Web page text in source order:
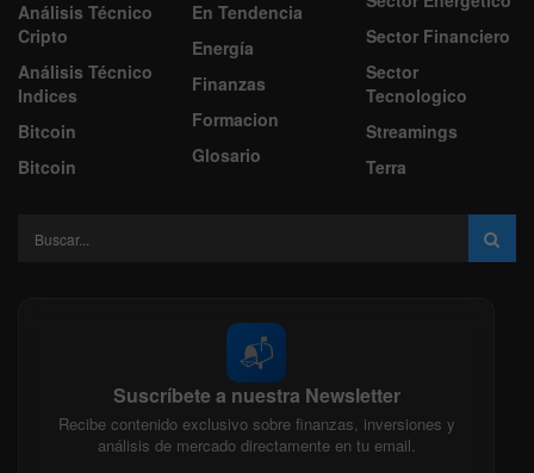
Análisis Técnico
Cripto
Análisis Técnico
Indices
Bitcoin
Bitcoin
En Tendencia
Energía
Finanzas
Formacion
Glosario
Sector Financiero
Sector
Tecnologico
Streamings
Terra
📬
Suscríbete a nuestra Newsletter
Recibe contenido exclusivo sobre finanzas, inversiones y
análisis de mercado directamente en tu email.